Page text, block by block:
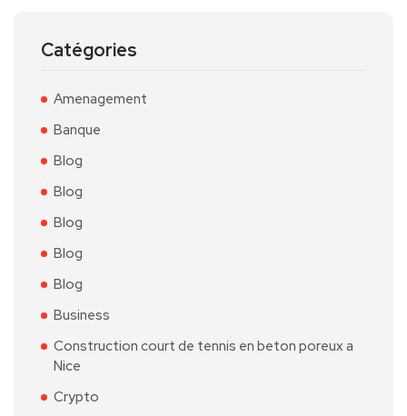
Catégories
Amenagement
Banque
Blog
Blog
Blog
Blog
Blog
Business
Construction court de tennis en beton poreux a
Nice
Crypto